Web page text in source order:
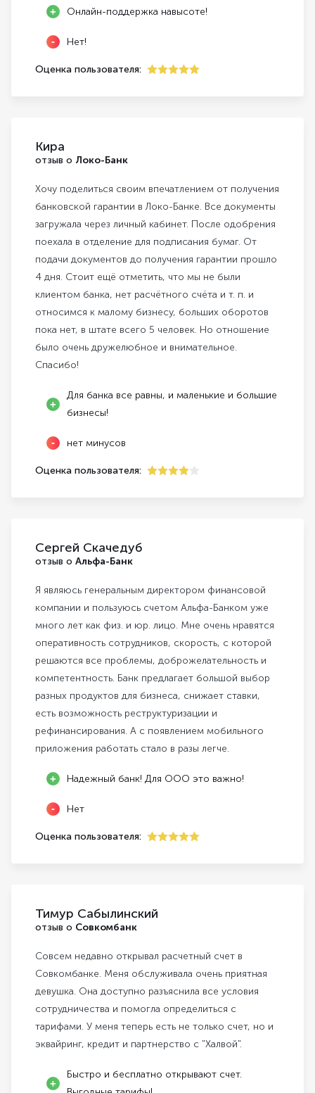
Онлайн-поддержка навысоте!
Нет!
Оценка пользователя:
Кира
отзыв о Локо-Банк
Хочу поделиться своим впечатлением от получения
банковской гарантии в Локо-Банке. Все документы
загружала через личный кабинет. После одобрения
поехала в отделение для подписания бумаг. От
подачи документов до получения гарантии прошло
4 дня. Стоит ещё отметить, что мы не были
клиентом банка, нет расчётного счёта и т. п. и
относимся к малому бизнесу, больших оборотов
пока нет, в штате всего 5 человек. Но отношение
было очень дружелюбное и внимательное.
Спасибо!
Для банка все равны, и маленькие и большие
бизнесы!
нет минусов
Оценка пользователя:
Сергей Скачедуб
отзыв о Альфа-Банк
Я являюсь генеральным директором финансовой
компании и пользуюсь счетом Альфа-Банком уже
много лет как физ. и юр. лицо. Мне очень нравятся
оперативность сотрудников, скорость, с которой
решаются все проблемы, доброжелательность и
компетентность. Банк предлагает большой выбор
разных продуктов для бизнеса, снижает ставки,
есть возможность реструктуризации и
рефинансирования. А с появлением мобильного
приложения работать стало в разы легче.
Надежный банк! Для ООО это важно!
Нет
Оценка пользователя:
Тимур Сабылинский
отзыв о Совкомбанк
Совсем недавно открывал расчетный счет в
Совкомбанке. Меня обслуживала очень приятная
девушка. Она доступно разъяснила все условия
сотрудничества и помогла определиться с
тарифами. У меня теперь есть не только счет, но и
эквайринг, кредит и партнерство с "Халвой".
Быстро и бесплатно открывают счет.